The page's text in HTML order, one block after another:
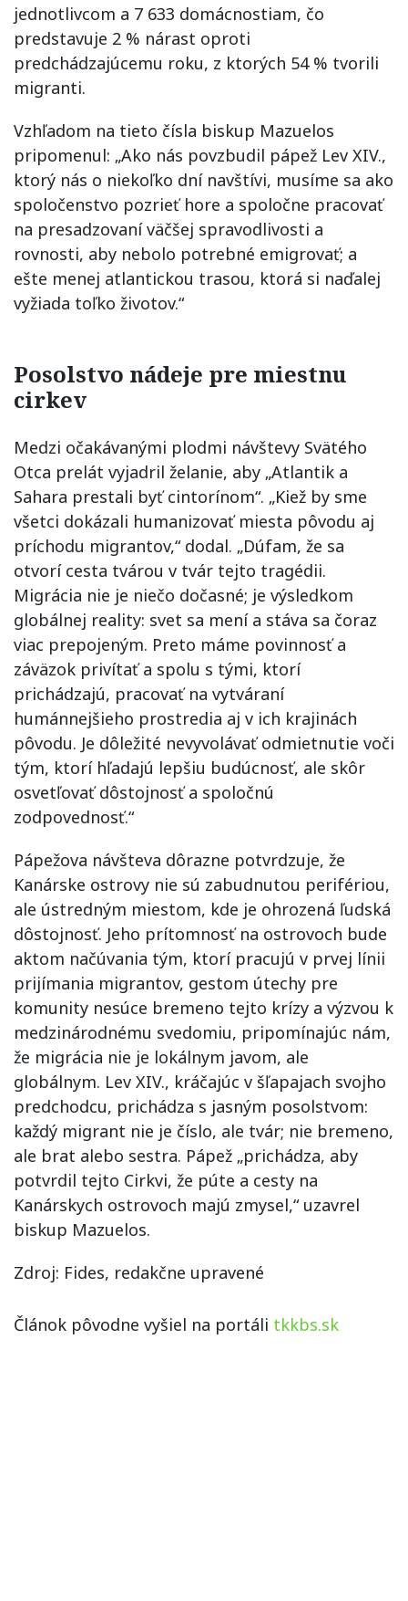
jednotlivcom a 7 633 domácnostiam, čo
predstavuje 2 % nárast oproti
predchádzajúcemu roku, z ktorých 54 % tvorili
migranti.
Vzhľadom na tieto čísla biskup Mazuelos
pripomenul: „Ako nás povzbudil pápež Lev XIV.,
ktorý nás o niekoľko dní navštívi, musíme sa ako
spoločenstvo pozrieť hore a spoločne pracovať
na presadzovaní väčšej spravodlivosti a
rovnosti, aby nebolo potrebné emigrovať; a
ešte menej atlantickou trasou, ktorá si naďalej
vyžiada toľko životov.“
Posolstvo nádeje pre miestnu
cirkev
Medzi očakávanými plodmi návštevy Svätého
Otca prelát vyjadril želanie, aby „Atlantik a
Sahara prestali byť cintorínom“. „Kiež by sme
všetci dokázali humanizovať miesta pôvodu aj
príchodu migrantov,“ dodal. „Dúfam, že sa
otvorí cesta tvárou v tvár tejto tragédii.
Migrácia nie je niečo dočasné; je výsledkom
globálnej reality: svet sa mení a stáva sa čoraz
viac prepojeným. Preto máme povinnosť a
záväzok privítať a spolu s tými, ktorí
prichádzajú, pracovať na vytváraní
humánnejšieho prostredia aj v ich krajinách
pôvodu. Je dôležité nevyvolávať odmietnutie voči
tým, ktorí hľadajú lepšiu budúcnosť, ale skôr
osvetľovať dôstojnosť a spoločnú
zodpovednosť.“
Pápežova návšteva dôrazne potvrdzuje, že
Kanárske ostrovy nie sú zabudnutou perifériou,
ale ústredným miestom, kde je ohrozená ľudská
dôstojnosť. Jeho prítomnosť na ostrovoch bude
aktom načúvania tým, ktorí pracujú v prvej línii
prijímania migrantov, gestom útechy pre
komunity nesúce bremeno tejto krízy a výzvou k
medzinárodnému svedomiu, pripomínajúc nám,
že migrácia nie je lokálnym javom, ale
globálnym. Lev XIV., kráčajúc v šľapajach svojho
predchodcu, prichádza s jasným posolstvom:
každý migrant nie je číslo, ale tvár; nie bremeno,
ale brat alebo sestra. Pápež „prichádza, aby
potvrdil tejto Cirkvi, že púte a cesty na
Kanárskych ostrovoch majú zmysel,“ uzavrel
biskup Mazuelos.
Zdroj: Fides, redakčne upravené
Článok pôvodne vyšiel na portáli tkkbs.sk